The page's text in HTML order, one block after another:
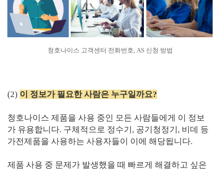
청호나이스 고객센터 전화번호, AS 신청 방법
(2) 이 정보가 필요한 사람은 누구일까요?
청호나이스 제품을 사용 중인 모든 사람들에게 이 정보
가 유용합니다. 구체적으로 정수기, 공기청정기, 비데 등
가전제품을 사용하는 사용자들이 이에 해당됩니다.
제품 사용 중 문제가 발생했을 때 빠르게 해결하고 싶은